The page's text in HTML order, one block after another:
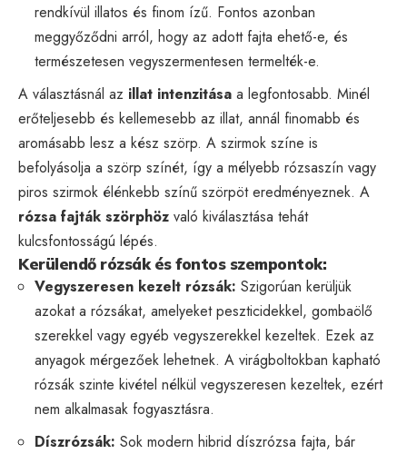
rendkívül illatos és finom ízű. Fontos azonban
meggyőződni arról, hogy az adott fajta ehető-e, és
természetesen vegyszermentesen termelték-e.
A választásnál az illat intenzitása a legfontosabb. Minél
erőteljesebb és kellemesebb az illat, annál finomabb és
aromásabb lesz a kész szörp. A szirmok színe is
befolyásolja a szörp színét, így a mélyebb rózsaszín vagy
piros szirmok élénkebb színű szörpöt eredményeznek. A
rózsa fajták szörphöz való kiválasztása tehát
kulcsfontosságú lépés.
Kerülendő rózsák és fontos szempontok:
Vegyszeresen kezelt rózsák: Szigorúan kerüljük
azokat a rózsákat, amelyeket peszticidekkel, gombaölő
szerekkel vagy egyéb vegyszerekkel kezeltek. Ezek az
anyagok mérgezőek lehetnek. A virágboltokban kapható
rózsák szinte kivétel nélkül vegyszeresen kezeltek, ezért
nem alkalmasak fogyasztásra.
Díszrózsák: Sok modern hibrid díszrózsa fajta, bár